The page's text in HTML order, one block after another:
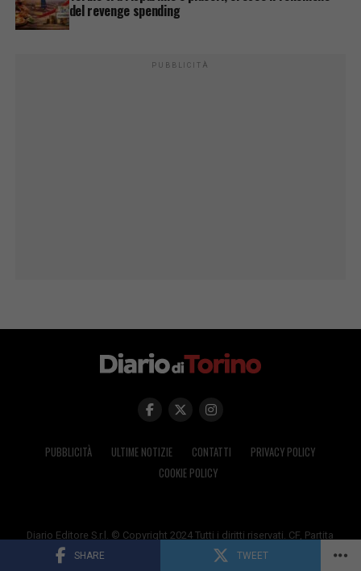
SHARE TWEET
del revenge spending
PUBBLICITÀ
PUBBLICITÀ ULTIME NOTIZIE CONTATTI
PRIVACY POLICY
COOKIE POLICY
Diario Editore S.r.l. © Copyright 2024 Tutti i diritti riservati. CF, Partita
I.V.A. n. 02627740026